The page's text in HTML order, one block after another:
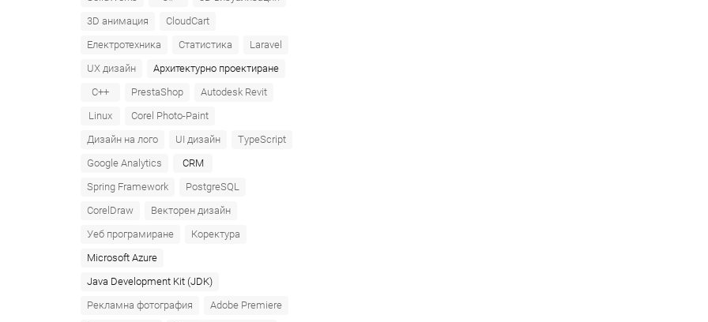
3D анимация
CloudCart
Електротехника
Статистика
Laravel
UX дизайн
Архитектурно проектиране
C++
PrestaShop
Autodesk Revit
Linux
Corel Photo-Paint
Дизайн на лого
UI дизайн
TypeScript
Google Analytics
CRM
Spring Framework
PostgreSQL
CorelDraw
Векторен дизайн
Уеб програмиране
Коректура
Microsoft Azure‎
Java Development Kit (JDK)
Рекламна фотография
Adobe Premiere